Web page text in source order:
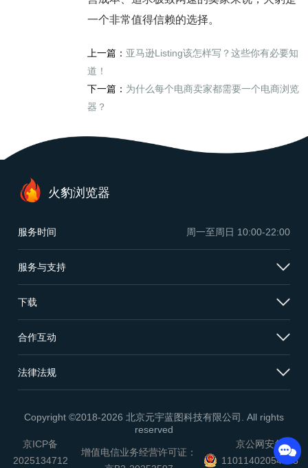
一个非常值得信赖的选择。
上一篇： 亚马逊Listing该怎样写？这些你有必要知
道！
下一篇： 为什么每个电商卖家都需要一个电商浏览
器？
服务时间 周一至周日 10:00-22:00
火豹浏览器
服务与支持
下载
合作互动
法律法规
Copyright ©2018-2026 北京元宇蓝图科技有限公司. All rights
reserved
京ICP备
2025134712
增值电信业务经营许可证：
京公网安备
11011402054503